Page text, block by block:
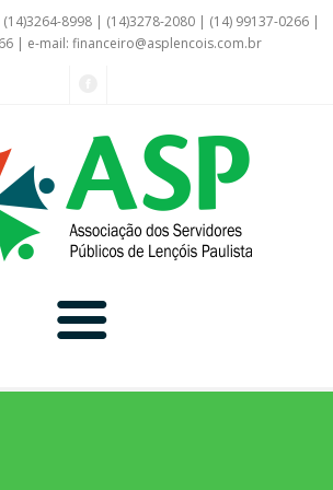
8998 | (14)3278-2080 | (14) 99137-0266 |
| e-mail: financeiro@asplencois.com.br
Convênio Online